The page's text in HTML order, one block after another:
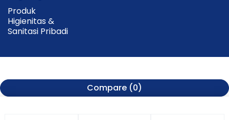
Produk
Higienitas &
Sanitasi Pribadi
Compare (0)